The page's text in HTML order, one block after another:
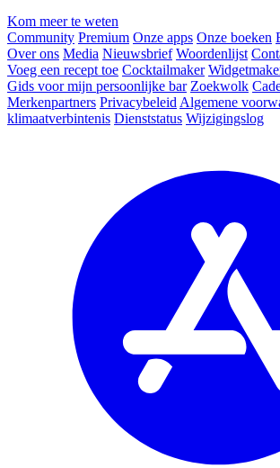
Kom meer te weten
Community Premium Onze apps Onze boeken
Over ons Media Nieuwsbrief Woordenlijst
Voeg een recept toe Cocktailmaker
Gids voor mijn persoonlijke bar Zoekwolk
Merkenpartners Privacybeleid Algemene
klimaatverbintenis Dienststatus Wijzigingslog